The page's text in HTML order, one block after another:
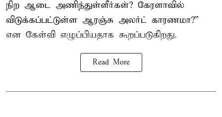
நிற ஆடை அணிந்துள்ளீர்கள்? கேரளாவில்
விடுக்கப்பட்டுள்ள ஆரஞ்சு அலர்ட் காரணமா?”
என கேள்வி எழுப்பியதாக கூறப்படுகிறது.
Read More